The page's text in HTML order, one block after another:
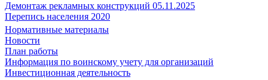
Демонтаж рекламных конструкций 05.11.2025
Перепись населения 2020
Нормативные материалы
Новости
План работы
Информация по воинскому учету для организаций
Инвестиционная деятельность